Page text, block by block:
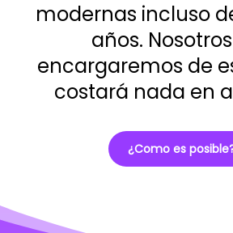
modernas incluso
años.
encargaremos de
costará nada en
¿Como es